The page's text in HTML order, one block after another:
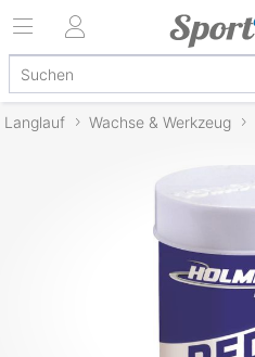
Langlauf Wachse & Werkzeug